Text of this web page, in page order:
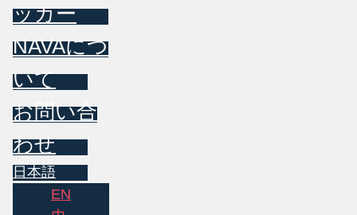
ッカー
NAVAにつ
いて
お問い合
わせ
日本語
EN